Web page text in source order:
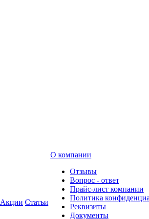
Акции Статьи
О компании
Отзывы
Вопрос - ответ
Прайс-лист компании
Политика
Реквизиты
Документы